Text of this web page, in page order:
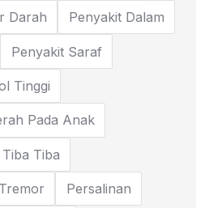
Darah Penyakit Dalam
Penyakit Saraf
Tinggi
Pada Anak
Tiba
Persalinan